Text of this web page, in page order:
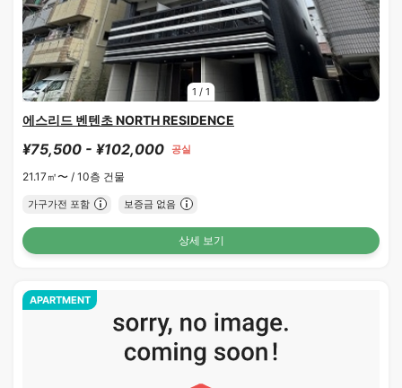
1 / 1
에스리드 벤텐초 NORTH RESIDENCE
¥75,500 - ¥102,000 공실
21.17㎡〜 / 10층 건물
가구가전 포함 보증금 없음
상세 보기
APARTMENT